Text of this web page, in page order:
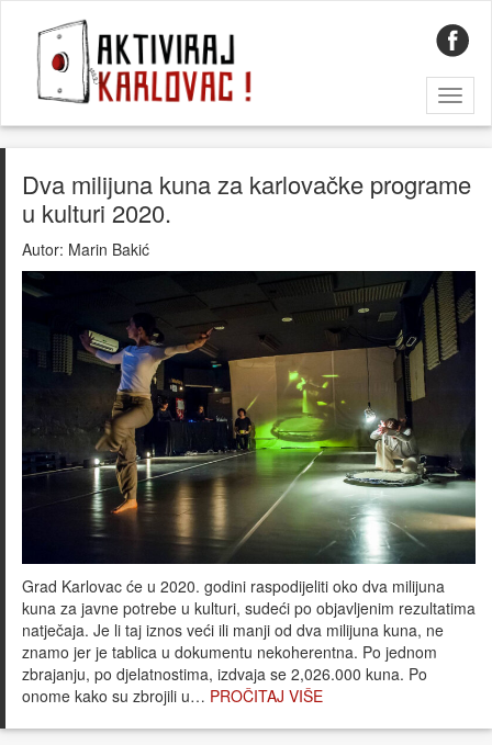
Dva milijuna kuna za karlovačke programe
u kulturi 2020.
Autor: Marin Bakić
Grad Karlovac će u 2020. godini raspodijeliti oko dva milijuna
kuna za javne potrebe u kulturi, sudeći po objavljenim rezultatima
natječaja. Je li taj iznos veći ili manji od dva milijuna kuna, ne
znamo jer je tablica u dokumentu nekoherentna. Po jednom
zbrajanju, po djelatnostima, izdvaja se 2,026.000 kuna. Po
onome kako su zbrojili u… PROČITAJ VIŠE